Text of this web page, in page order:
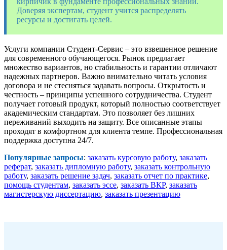
Доверяя экспертам, студент учится распределять
ресурсы и достигать целей.
Услуги компании Студент-Сервис – это взвешенное решение
для современного обучающегося. Рынок предлагает
множество вариантов, но стабильность и гарантии отличают
надежных партнеров. Важно внимательно читать условия
договора и не стесняться задавать вопросы. Открытость и
честность – принципы успешного сотрудничества. Студент
получает готовый продукт, который полностью соответствует
академическим стандартам. Это позволяет без лишних
переживаний выходить на защиту. Все описанные этапы
проходят в комфортном для клиента темпе. Профессиональная
поддержка доступна 24/7.
Популярные запросы: заказать курсовую работу, заказать
реферат, заказать дипломную работу, заказать контрольную
работу, заказать решение задач, заказать отчет по практике,
помощь студентам, заказать эссе, заказать ВКР, заказать
магистерскую диссертацию, заказать презентацию